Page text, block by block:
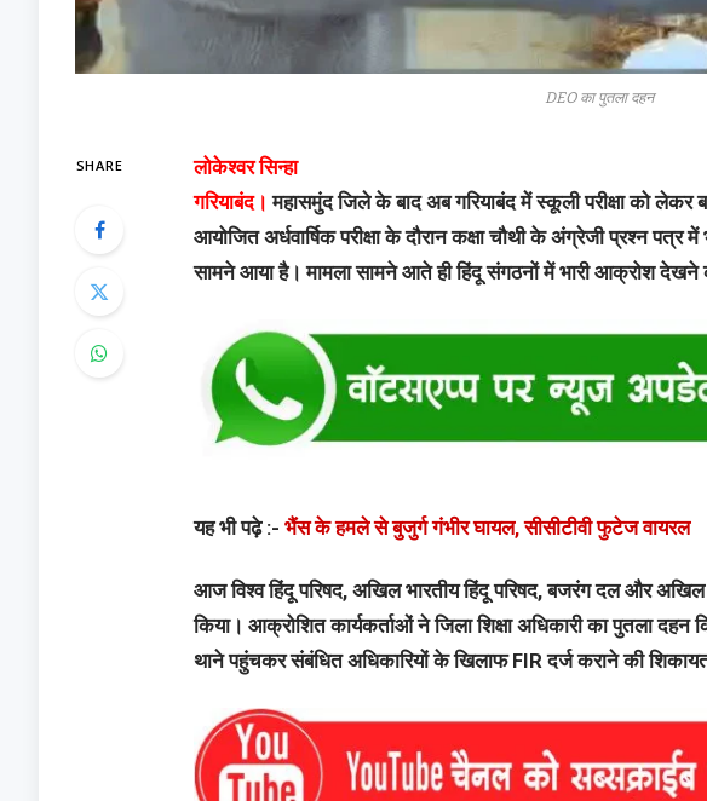
DEO का पुतला दहन
SHARE
लोकेश्वर सिन्हा
गरियाबंद। महासमुंद जिले के बाद अब गरियाबंद में स्कूली परीक्षा को लेकर
आयोजित अर्धवार्षिक परीक्षा के दौरान कक्षा चौथी के अंग्रेजी प्रश्न
सामने आया है। मामला सामने आते ही हिंदू संगठनों में भारी आक्रोश देखने
यह भी पढ़े :-भैंस के हमले से बुजुर्ग गंभीर घायल, सीसीटीवी फुटेज वायरल
आज विश्व हिंदू परिषद, अखिल भारतीय हिंदू परिषद, बजरंग दल और अखिल
किया। आक्रोशित कार्यकर्ताओं ने जिला शिक्षा अधिकारी का पुतला
थाने पहुंचकर संबंधित अधिकारियों के खिलाफ FIR दर्ज कराने की